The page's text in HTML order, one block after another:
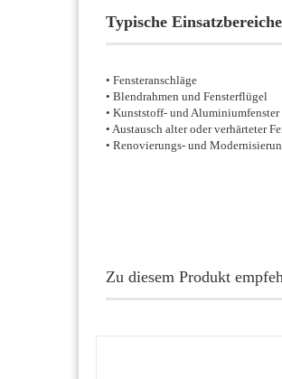
Typische Einsatzbereiche
• Fensteranschläge
• Blendrahmen und Fensterflügel
• Kunststoff- und Aluminiumfenster
• Austausch alter oder verhärteter
• Renovierungs- und
Zu diesem Produkt